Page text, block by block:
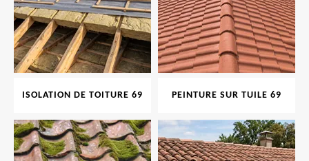
ISOLATION DE TOITURE 69 PEINTURE SUR TUILE 69